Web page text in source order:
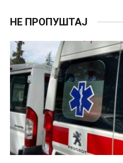
НЕ ПРОПУШТАЈ